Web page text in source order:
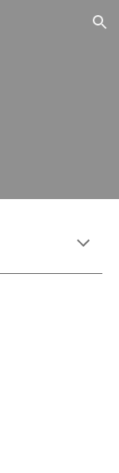
Skip to navigation